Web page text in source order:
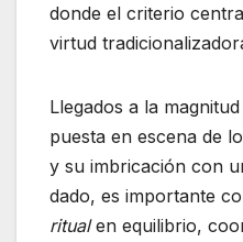
donde el criterio
virtud
Llegados a la
puesta en escena de
y su imbricación con
dado, es importante
ritualen equilibrio,